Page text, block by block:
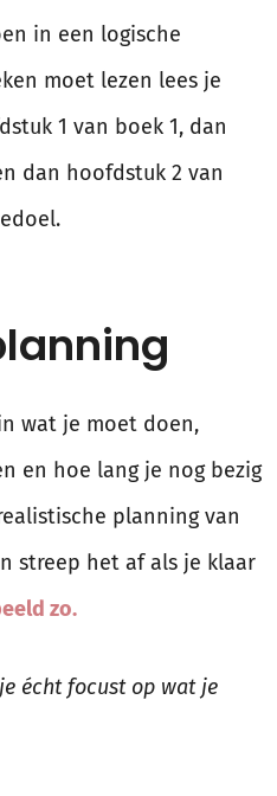
in een logische
moet lezen lees je
1 van boek 1, dan
dan hoofdstuk 2 van
wat je moet doen,
en hoe lang je nog bezig
planning van
streep het af als je klaar
zo.
écht focust op wat je